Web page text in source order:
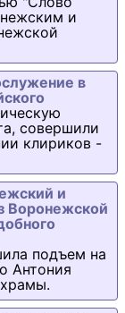
и
в
совершили
клириков -
и
Воронежской
подъем на
Антония